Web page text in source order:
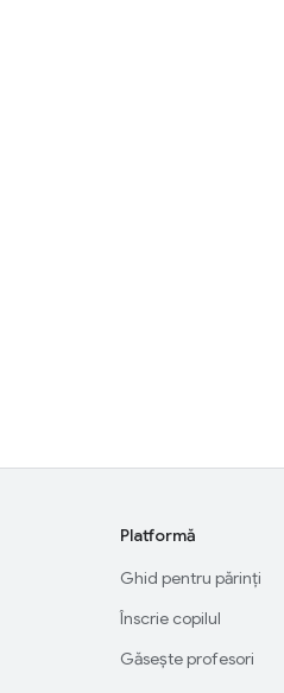
Platformă
Ghid pentru părinți
Înscrie copilul
Găsește profesori